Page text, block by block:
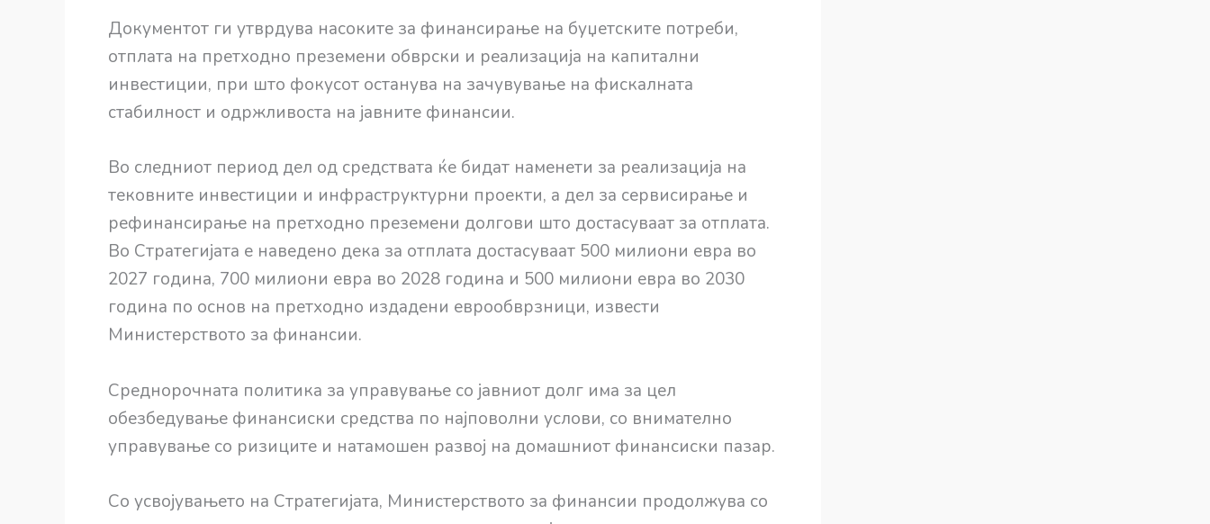
Документот ги утврдува насоките за финансирање на буџетските потреби,
отплата на претходно преземени обврски и реализација на капитални
инвестиции, при што фокусот останува на зачувување на фискалната
стабилност и одржливоста на јавните финансии.
Во следниот период дел од средствата ќе бидат наменети за реализација на
тековните инвестиции и инфраструктурни проекти, а дел за сервисирање и
рефинансирање на претходно преземени долгови што достасуваат за отплата.
Во Стратегијата е наведено дека за отплата достасуваат 500 милиони евра во
2027 година, 700 милиони евра во 2028 година и 500 милиони евра во 2030
година по основ на претходно издадени еврообврзници, извести
Министерството за финансии.
Среднорочната политика за управување со јавниот долг има за цел
обезбедување финансиски средства по најповолни услови, со внимателно
управување со ризиците и натамошен развој на домашниот финансиски пазар.
Со усвојувањето на Стратегијата, Министерството за финансии продолжува со